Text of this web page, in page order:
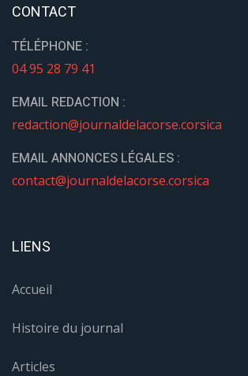
CONTACT
TÉLÉPHONE :
04 95 28 79 41
EMAIL REDACTION :
redaction@journaldelacorse.corsica
EMAIL ANNONCES LÉGALES :
contact@journaldelacorse.corsica
LIENS
Accueil
Histoire du journal
Articles